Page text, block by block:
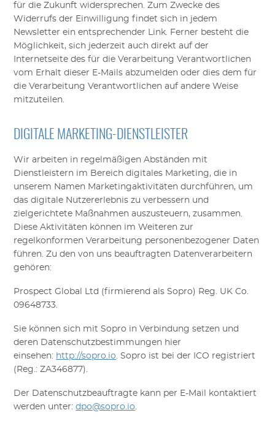
für die Zukunft widersprechen . Zum Zwecke des
Widerrufs der Einwilligung findet sich in jedem
Newsletter ein entsprechender Link. Ferner besteht die
Möglichkeit, sich jederzeit auch direkt auf der
Internetseite des für die Verarbeitung Verantwortlichen
vom Erhalt dieser E-Mails abzumelden oder dies dem für
die Verarbeitung Verantwortlichen auf andere Weise
mitzuteilen.
DIGITALE MARKETING-DIENSTLEISTER
Wir arbeiten in regelmäßigen Abständen mit
Dienstleistern im Bereich digitales Marketing, die in
unserem Namen Marketingaktivitäten durchführen, um
das digitale Nutzererlebnis zu verbessern und
zielgerichtete Maßnahmen auszusteuern, zusammen.
Diese Aktivitäten können im Weiteren zur
regelkonformen Verarbeitung personenbezogener Daten
führen. Zu den von uns beauftragten Datenverarbeitern
gehören:
Prospect Global Ltd (firmierend als Sopro) Reg. UK Co.
09648733.
Sie können sich mit Sopro in Verbindung setzen und
deren Datenschutzbestimmungen hier
einsehen: http://sopro.io . Sopro ist bei der ICO registriert
(Reg.: ZA346877).
Der Datenschutzbeauftragte kann per E-Mail kontaktiert
werden unter:dpo@sopro.io